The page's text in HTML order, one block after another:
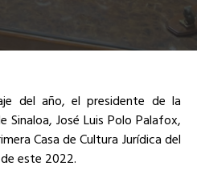
del año, el presidente de la
Sinaloa, José Luis Polo Palafox,
Casa de Cultura Jurídica del
este 2022.